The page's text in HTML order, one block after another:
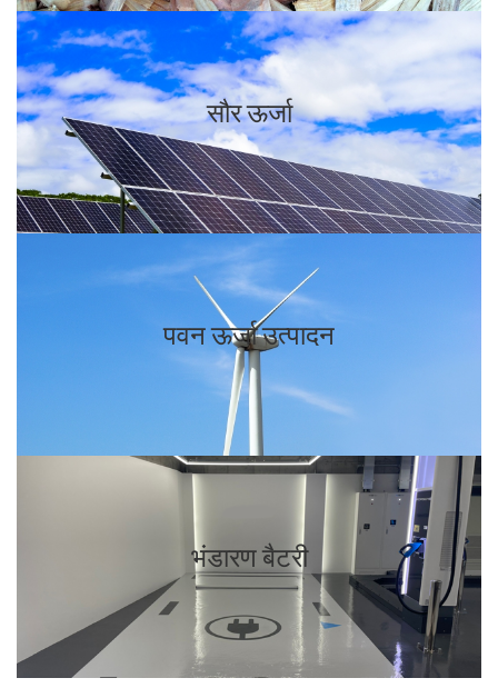
सौर ऊर्जा
पवन ऊर्जा उत्पादन
भंडारण बैटरी